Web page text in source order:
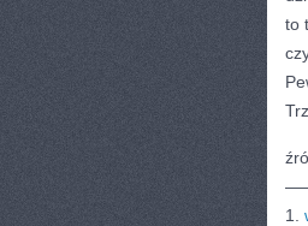
to
1.